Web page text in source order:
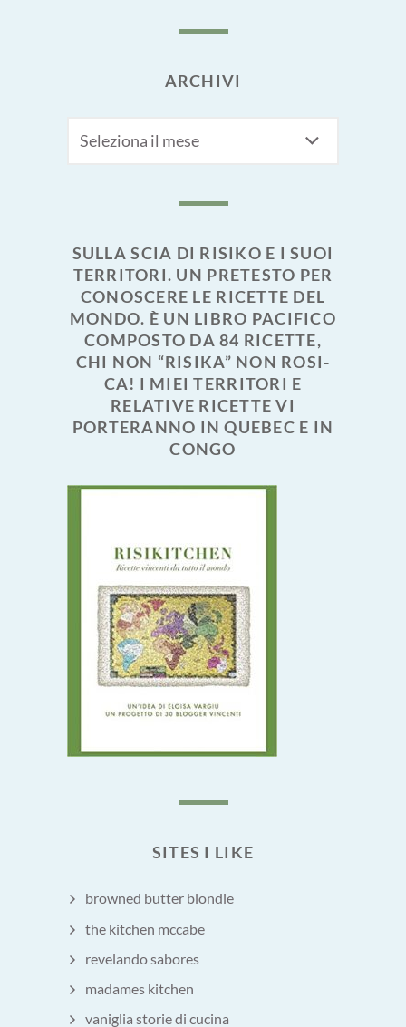
ARCHIVI
SULLA SCIA DI RISIKO E I SUOI
TERRITORI. UN PRETESTO PER
CONOSCERE LE RICETTE DEL
MONDO. È UN LIBRO PACIFICO
COMPOSTO DA 84 RICETTE,
CHI NON “RISIKA” NON ROSI-
CA! I MIEI TERRITORI E
RELATIVE RICETTE VI
PORTERANNO IN QUEBEC E IN
CONGO
SITES I LIKE
browned butter blondie
the kitchen mccabe
revelando sabores
madames kitchen
vaniglia storie di cucina